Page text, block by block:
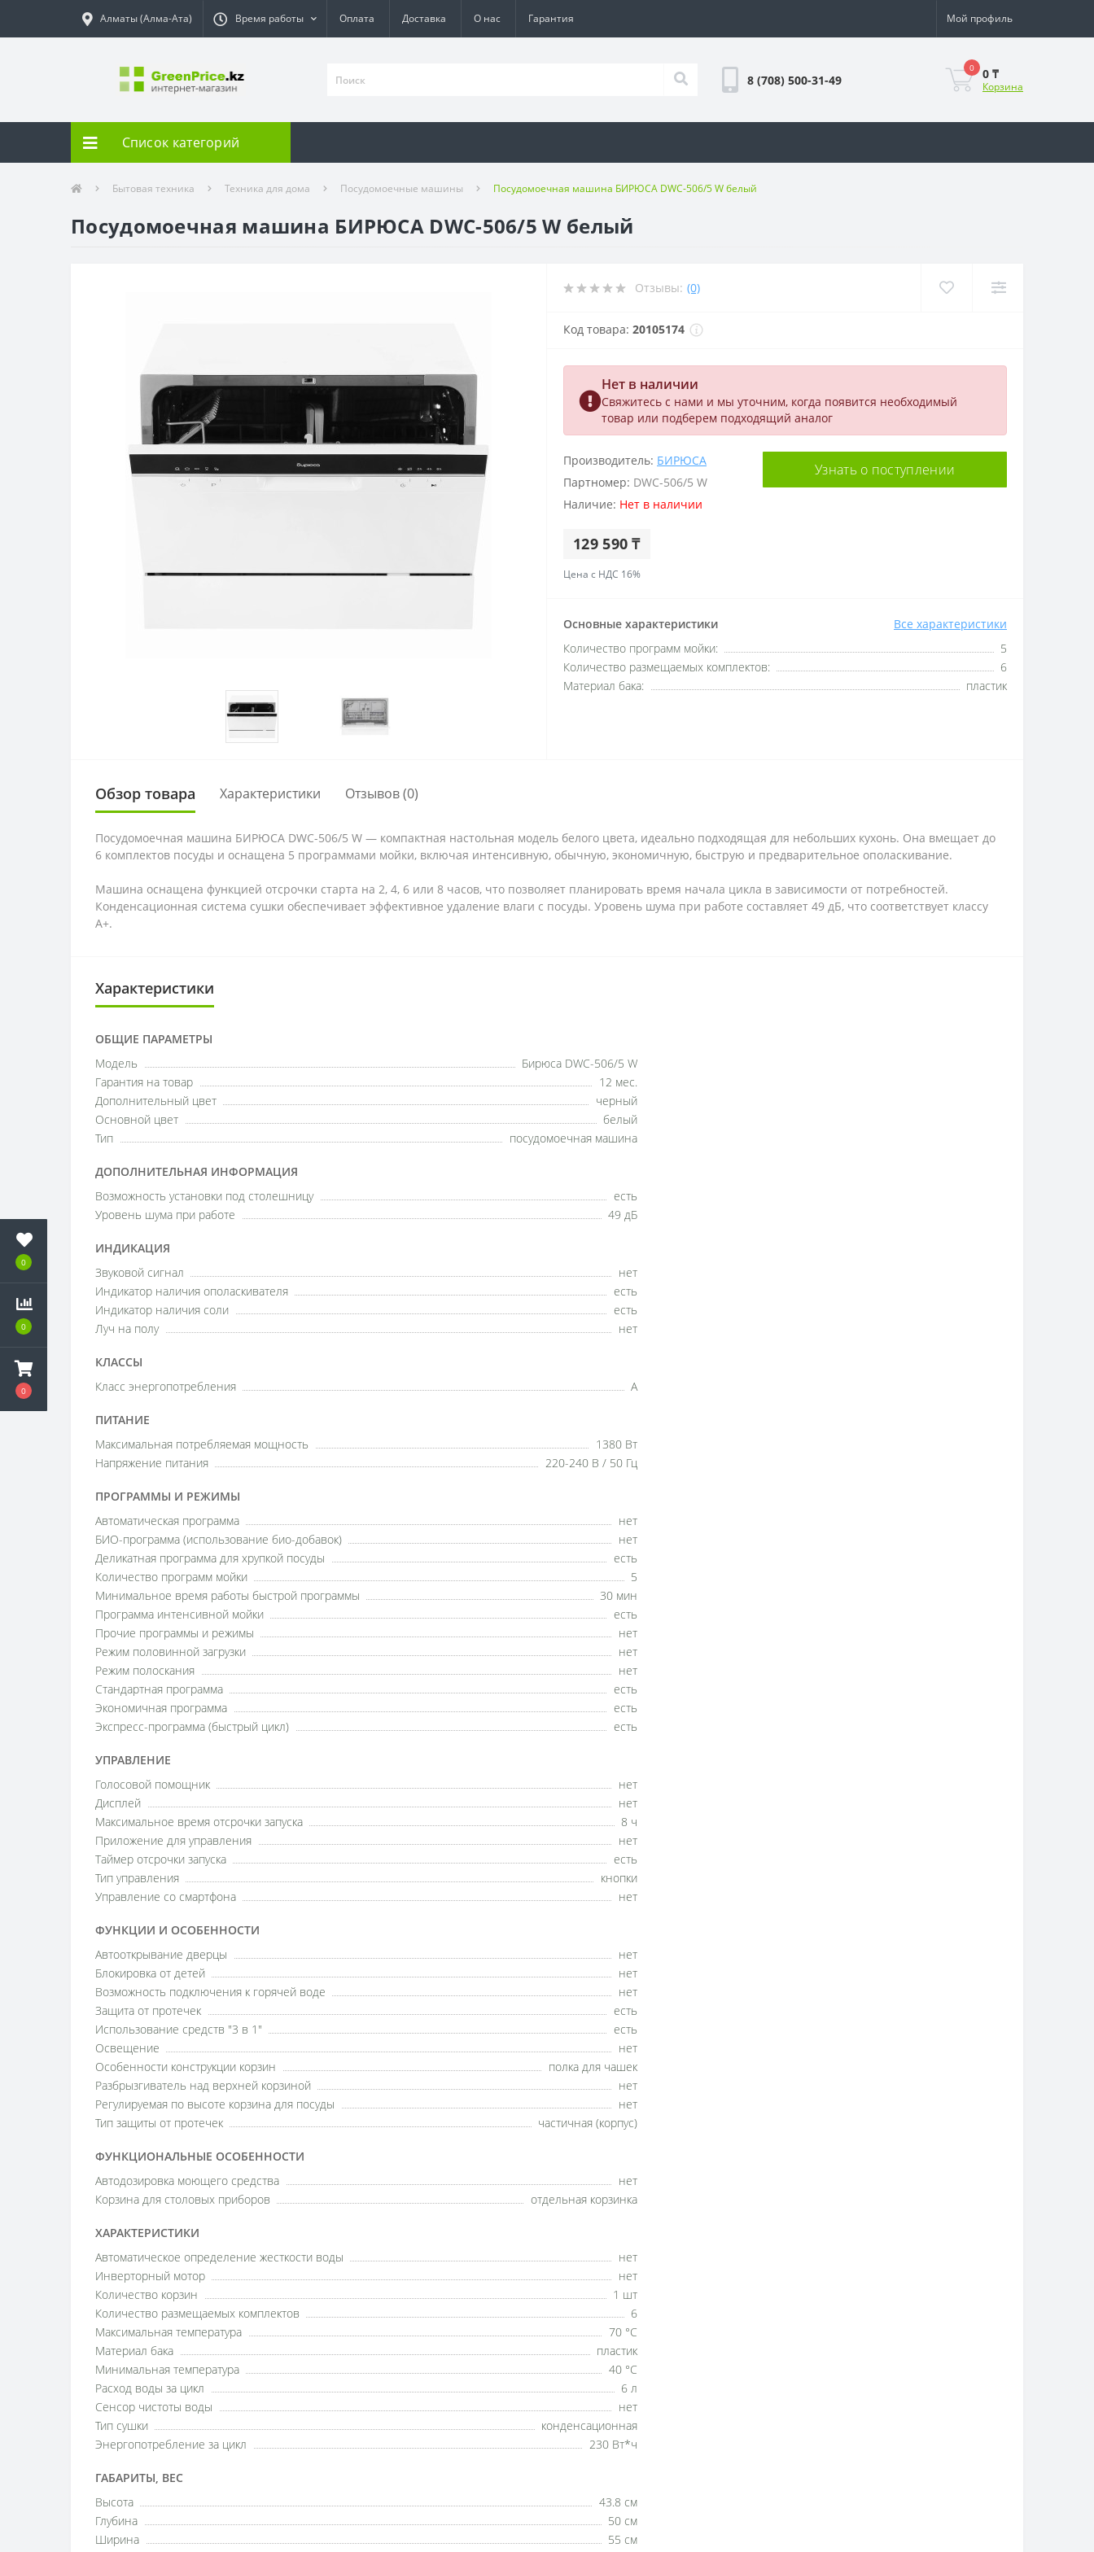
0
0
0
Алматы (Алма-Ата) Время работы Оплата Доставка О нас Гарантия Мой профиль
8 (708) 500-31-49
0 0 ₸
Корзина
Список категорий
Бытовая техника Техника для дома Посудомоечные машины Посудомоечная машина БИРЮСА DWC-506/5 W белый
Посудомоечная машина БИРЮСА DWC-506/5 W белый
Отзывы: (0)
Код товара: 20105174
Нет в наличии
Свяжитесь с нами и мы уточним, когда появится необходимый
товар или подберем подходящий аналог
Производитель: БИРЮСА
Партномер: DWC-506/5 W
Наличие: Нет в наличии
129 590 ₸
Цена с НДС 16%
Узнать о поступлении
Основные характеристики Все характеристики
Количество программ мойки:
5
Количество размещаемых комплектов:
6
Материал бака:
пластик
Обзор товара Характеристики Отзывов (0)
Посудомоечная машина БИРЮСА DWC-506/5 W — компактная настольная модель белого цвета, идеально подходящая для небольших кухонь. Она вмещает до
6 комплектов посуды и оснащена 5 программами мойки, включая интенсивную, обычную, экономичную, быструю и предварительное ополаскивание.
Машина оснащена функцией отсрочки старта на 2, 4, 6 или 8 часов, что позволяет планировать время начала цикла в зависимости от потребностей.
Конденсационная система сушки обеспечивает эффективное удаление влаги с посуды. Уровень шума при работе составляет 49 дБ, что соответствует классу
A+.
Характеристики
ОБЩИЕ ПАРАМЕТРЫ
Модель
Бирюса DWC-506/5 W
Гарантия на товар
12 мес.
Дополнительный цвет
черный
Основной цвет
белый
Тип
посудомоечная машина
ДОПОЛНИТЕЛЬНАЯ ИНФОРМАЦИЯ
Возможность установки под столешницу
есть
Уровень шума при работе
49 дБ
ИНДИКАЦИЯ
Звуковой сигнал
нет
Индикатор наличия ополаскивателя
есть
Индикатор наличия соли
есть
Луч на полу
нет
КЛАССЫ
Класс энергопотребления A
ПИТАНИЕ
Максимальная потребляемая мощность
1380 Вт
Напряжение питания
220-240 В / 50 Гц
ПРОГРАММЫ И РЕЖИМЫ
Автоматическая программа
нет
БИО-программа (использование био-добавок)
нет
Деликатная программа для хрупкой посуды
есть
Количество программ мойки
5
Минимальное время работы быстрой программы
30 мин
Программа интенсивной мойки
есть
Прочие программы и режимы
нет
Режим половинной загрузки
нет
Режим полоскания
нет
Стандартная программа
есть
Экономичная программа
есть
Экспресс-программа (быстрый цикл)
есть
УПРАВЛЕНИЕ
Голосовой помощник
нет
Дисплей
нет
Максимальное время отсрочки запуска
8 ч
Приложение для управления
нет
Таймер отсрочки запуска
есть
Тип управления
кнопки
Управление со смартфона
нет
ФУНКЦИИ И ОСОБЕННОСТИ
Автооткрывание дверцы
нет
Блокировка от детей
нет
Возможность подключения к горячей воде
нет
Защита от протечек
есть
Использование средств "3 в 1"
есть
Освещение
нет
Особенности конструкции корзин
полка для чашек
Разбрызгиватель над верхней корзиной
нет
Регулируемая по высоте корзина для посуды
нет
Тип защиты от протечек
частичная (корпус)
ФУНКЦИОНАЛЬНЫЕ ОСОБЕННОСТИ
Автодозировка моющего средства
нет
Корзина для столовых приборов
отдельная корзинка
ХАРАКТЕРИСТИКИ
Автоматическое определение жесткости воды
нет
Инверторный мотор
нет
Количество корзин
1 шт
Количество размещаемых комплектов
6
Максимальная температура
70 °C
Материал бака
пластик
Минимальная температура
40 °C
Расход воды за цикл
6 л
Сенсор чистоты воды
нет
Тип сушки
конденсационная
Энергопотребление за цикл
230 Вт*ч
ГАБАРИТЫ, ВЕС
Высота
43.8 см
Глубина
50 см
Ширина
55 см